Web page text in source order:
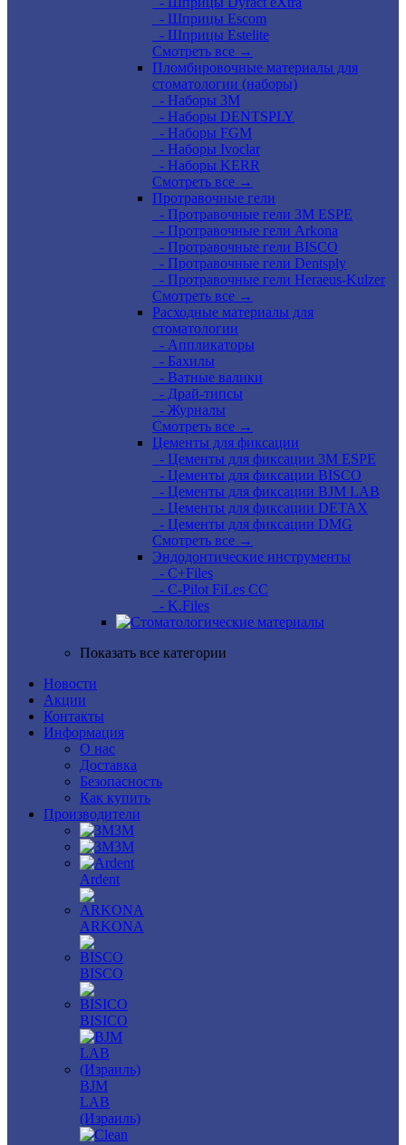
- Шприцы Escom
- Шприцы Estelite
Смотреть все →
Пломбировочные материалы для
стоматологии (наборы)
- Наборы 3М
- Наборы DENTSPLY
- Наборы FGM
- Наборы Ivoclar
- Наборы KERR
Смотреть все →
Протравочные гели
- Протравочные гели 3М ESPE
- Протравочные гели Arkona
- Протравочные гели BISCO
- Протравочные гели Dentsply
- Протравочные гели Heraeus-Kulzer
Смотреть все →
Расходные материалы для
стоматологии
- Аппликаторы
- Бахилы
- Ватные валики
- Драй-типсы
- Журналы
Смотреть все →
Цементы для фиксации
- Цементы для фиксации 3M ESPE
- Цементы для фиксации BISCO
- Цементы для фиксации BJM LAB
- Цементы для фиксации DETAX
- Цементы для фиксации DMG
Смотреть все →
Эндодонтические инструменты
- C+Files
- C-Pilot FiLes CC
- K.Files
Показать все категории
Новости
Акции
Контакты
Информация
О нас
Доставка
Безопасность
Как купить
Производители
3M
3М
Ardent
ARKONA
BISCO
BISICO
BJM
LAB
(Израиль)